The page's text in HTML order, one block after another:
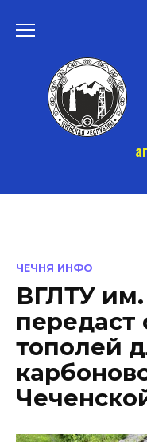
ЧЕЧНЯ ИНФО
ВГЛТУ
тополей